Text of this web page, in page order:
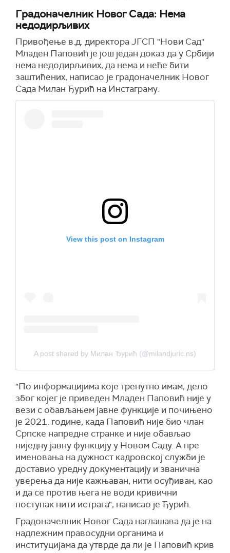
Градоначелник Новог Сада: Нема
недодирљивих
Привођење в.д. директора ЈГСП "Нови Сад"
Младен Паповић је још један доказ да у Србији
нема недодирљивих, да нема и неће бити
заштићених, написао је градоначелник Новог
Сада Милан Ђурић на Инстаграму.
View this post on Instagram
A post shared by Милан Ђурић (@milandjuric.ns)
"По информацијима које тренутно имам, дело
због којег је приведен Младен Паповић није у
вези с обављањем јавне функције и почињено
је 2021. године, када Паповић није био члан
Српске напредне странке и није обављао
ниједну јавну функцију у Новом Саду. А пре
именовања на дужност кадровској служби је
доставио уредну документацију и званична
уверења да није кажњаван, нити осуђиван, као
и да се против њега не води кривични
поступак нити истрага", написао је Ђурић.
Градоначелник Новог Сада наглашава да је на
надлежним правосудни органима и
институцијамада утврде да ли је Паповић крив